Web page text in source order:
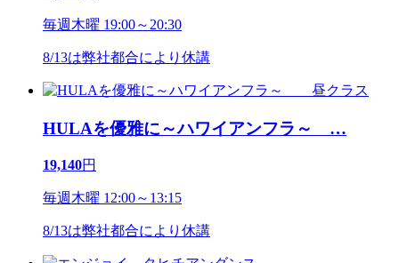
毎週木曜 19:00～20:30
8/13は弊社都合により休講
HULAを優雅に～ハワイアンフラ～ …
19,140円
毎週木曜 12:00～13:15
8/13は弊社都合により休講